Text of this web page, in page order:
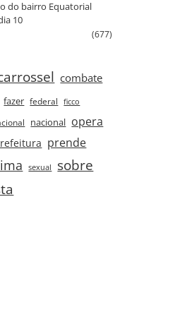
do bairro Equatorial
10
(677)
combate
fazer federal ficco
nacional opera
prende
sexual sobre